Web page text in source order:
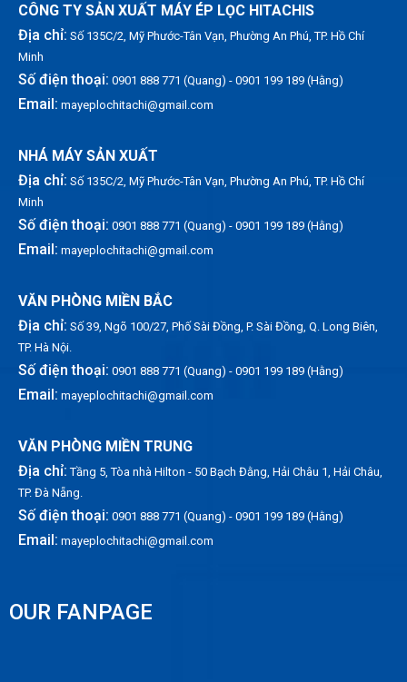
CÔNG TY SẢN XUẤT MÁY ÉP LỌC HITACHIS
Địa chỉ: Số 135C/2, Mỹ Phước-Tân Vạn, Phường An Phú, TP. Hồ Chí
Minh
Số điện thoại: 0901 888 771 (Quang) - 0901 199 189 (Hằng)
Email: mayeplochitachi@gmail.com
NHÁ MÁY SẢN XUẤT
Địa chỉ: Số 135C/2, Mỹ Phước-Tân Vạn, Phường An Phú, TP. Hồ Chí
Minh
Số điện thoại: 0901 888 771 (Quang) - 0901 199 189 (Hằng)
Email: mayeplochitachi@gmail.com
VĂN PHÒNG MIỀN BẮC
Địa chỉ: Số 39, Ngõ 100/27, Phố Sài Đồng, P. Sài Đồng, Q. Long Biên,
TP. Hà Nội.
Số điện thoại: 0901 888 771 (Quang) - 0901 199 189 (Hằng)
Email: mayeplochitachi@gmail.com
VĂN PHÒNG MIỀN TRUNG
Địa chỉ: Tầng 5, Tòa nhà Hilton - 50 Bạch Đằng, Hải Châu 1, Hải Châu,
TP. Đà Nẵng.
Số điện thoại: 0901 888 771 (Quang) - 0901 199 189 (Hằng)
Email: mayeplochitachi@gmail.com
OUR FANPAGE